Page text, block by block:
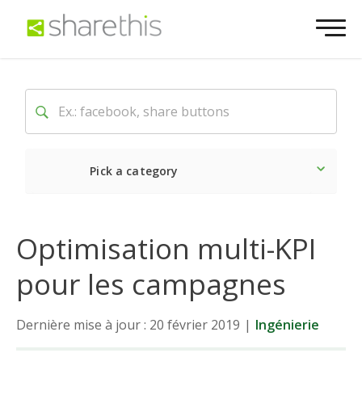
Pick a category
Optimisation multi-KPI
pour les campagnes
Dernière mise à jour : 20 février 2019 | Ingénierie